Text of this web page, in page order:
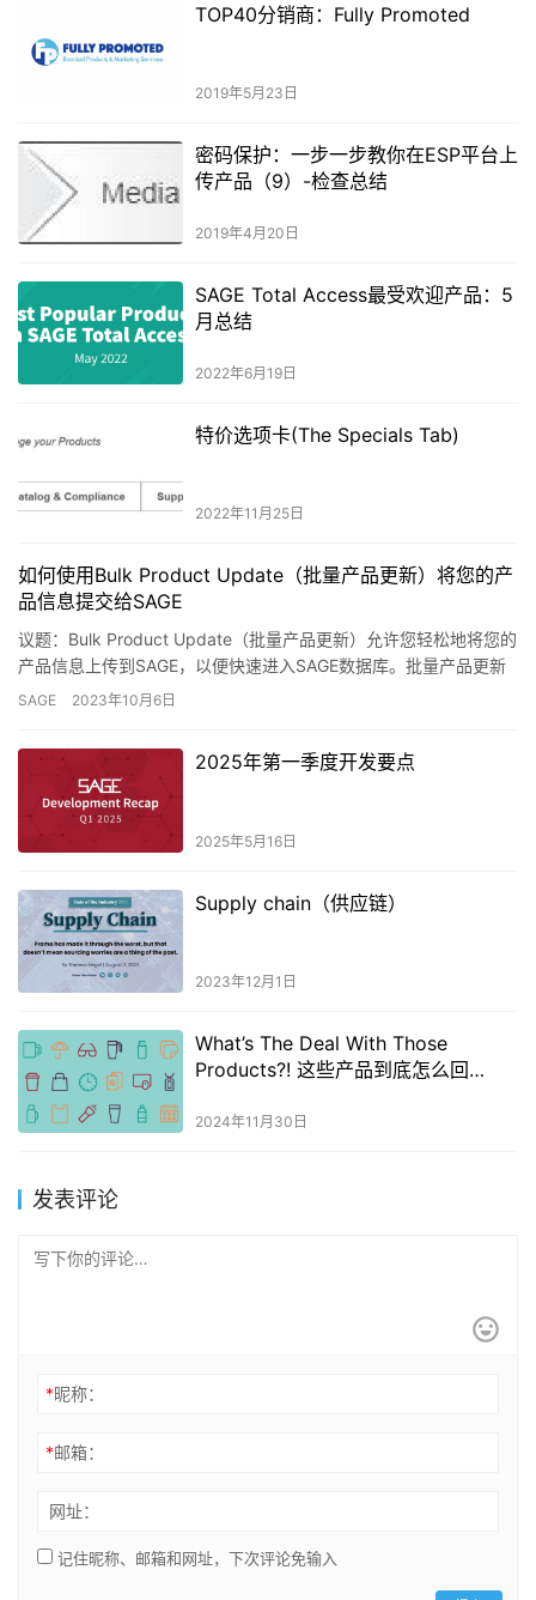
TOP40分销商：Fully Promoted
2019年5月23日
密码保护：一步一步教你在ESP平台上
传产品（9）-检查总结
2019年4月20日
SAGE Total Access最受欢迎产品：5
月总结
2022年6月19日
特价选项卡(The Specials Tab)
2022年11月25日
如何使用Bulk Product Update（批量产品更新）将您的产
品信息提交给SAGE
议题：Bulk Product Update（批量产品更新）允许您轻松地将您的
产品信息上传到SAGE，以便快速进入SAGE数据库。批量产品更新
适用于所有SAGE优势会员，无需额外付…
SAGE 2023年10月6日
2025年第一季度开发要点
2025年5月16日
Supply chain（供应链）
2023年12月1日
What’s The Deal With Those
Products?! 这些产品到底怎么回
2024年11月30日
发表评论
*昵称：
*邮箱：
网址：
记住昵称、邮箱和网址，下次评论免输入